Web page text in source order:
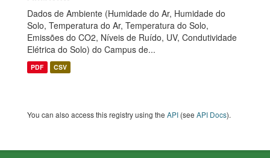
Dados de Ambiente (Humidade do Ar, Humidade do
Solo, Temperatura do Ar, Temperatura do Solo,
Emissões do CO2, Níveis de Ruído, UV, Condutividade
Elétrica do Solo) do Campus de...
PDF CSV
You can also access this registry using the API (see API Docs).